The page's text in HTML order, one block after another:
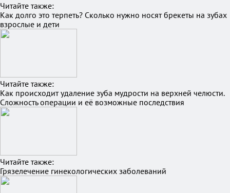
Читайте также:
Как долго это терпеть? Сколько нужно носят брекеты на зубах
взрослые и дети
Читайте также:
Как происходит удаление зуба мудрости на верхней челюсти.
Сложность операции и её возможные последствия
Читайте также:
Грязелечение гинекологических заболеваний